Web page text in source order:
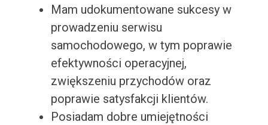
Mam udokumentowane sukcesy w
prowadzeniu serwisu
samochodowego, w tym poprawie
efektywności operacyjnej,
zwiększeniu przychodów oraz
poprawie satysfakcji klientów.
Posiadam dobre umiejętności